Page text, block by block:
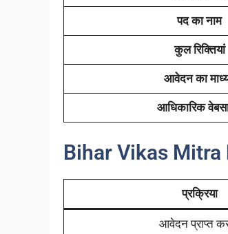
पद का नाम
कुल रिक्तियां
आवेदन का
आधिकारिक
Bihar Vikas Mitra
प्रक्रिया
आवेदन प्राप्त